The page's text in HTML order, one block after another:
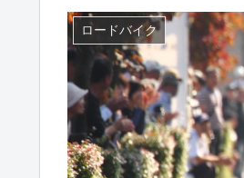
ロードバイク